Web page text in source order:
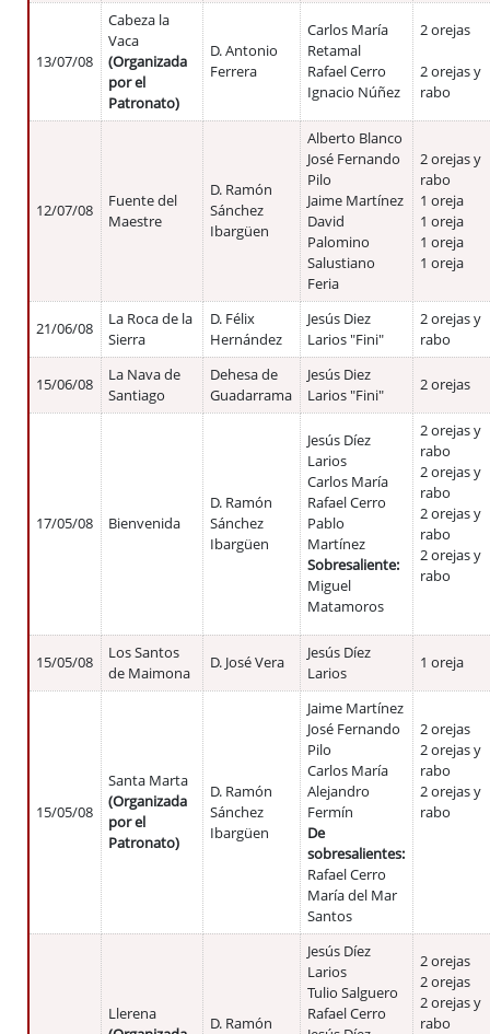
13/07/08
Cabeza la
Vaca
(Organizada
por el
Patronato)
D. Antonio
Ferrera
Carlos María
Retamal
Rafael Cerro
Ignacio Núñez
2 orejas
2 orejas y
rabo
12/07/08
Fuente del
Maestre
D. Ramón
Sánchez
Ibargüen
Alberto Blanco
José Fernando
Pilo
Jaime Martínez
David
Palomino
Salustiano
Feria
2 orejas y
rabo
1 oreja
1 oreja
1 oreja
1 oreja
21/06/08
La Roca de la
Sierra
D. Félix
Hernández
Jesús Diez
Larios "Fini"
2 orejas y
rabo
15/06/08
La Nava de
Santiago
Dehesa de
Guadarrama
Jesús Diez
Larios "Fini"
2 orejas
17/05/08 Bienvenida
D. Ramón
Sánchez
Ibargüen
Jesús Díez
Larios
Carlos María
Rafael Cerro
Pablo
Martínez
Sobresaliente:
Miguel
Matamoros
2 orejas y
rabo
2 orejas y
rabo
2 orejas y
rabo
2 orejas y
rabo
15/05/08
Los Santos
de Maimona
D. José Vera
Jesús Díez
Larios
1 oreja
15/05/08
Santa Marta
(Organizada
por el
Patronato)
D. Ramón
Sánchez
Ibargüen
Jaime Martínez
José Fernando
Pilo
Carlos María
Alejandro
Fermín
De
sobresalientes:
Rafael Cerro
María del Mar
Santos
2 orejas
2 orejas y
rabo
2 orejas y
rabo
Llerena
D. Ramón
Jesús Díez
Larios
Tulio Salguero
Rafael Cerro
2 orejas
2 orejas
2 orejas y
rabo